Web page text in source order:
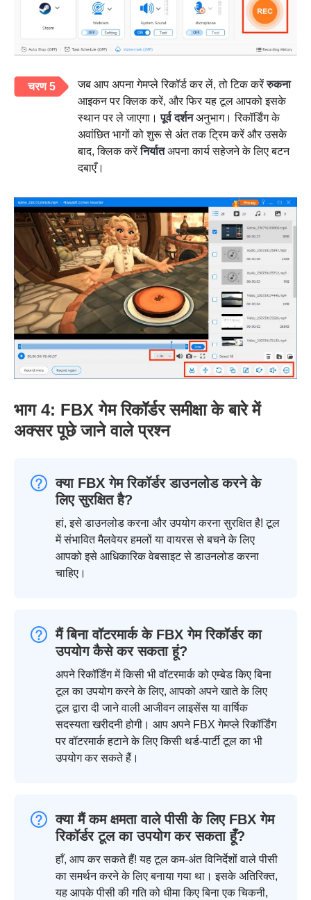
चरण 5 जब आप अपना गेमप्ले रिकॉर्ड कर लें, तो टिक करेंरुकना
आइकन पर क्लिक करें, और फिर यह टूल आपको इसके
स्थान पर ले जाएगा।पूर्व दर्शनअनुभाग। रिकॉर्डिंग के
अवांछित भागों को शुरू से अंत तक ट्रिम करें और उसके
बाद, क्लिक करेंनिर्यातअपना कार्य सहेजने के लिए बटन
दबाएँ।
भाग 4: FBX गेम रिकॉर्डर समीक्षा के बारे में
अक्सर पूछे जाने वाले प्रश्न
क्या FBX गेम रिकॉर्डर डाउनलोड करने के
लिए सुरक्षित है?
हां, इसे डाउनलोड करना और उपयोग करना सुरक्षित है! टूल
में संभावित मैलवेयर हमलों या वायरस से बचने के लिए
आपको इसे आधिकारिक वेबसाइट से डाउनलोड करना
चाहिए।
मैं बिना वॉटरमार्क के FBX गेम रिकॉर्डर का
उपयोग कैसे कर सकता हूं?
अपने रिकॉर्डिंग में किसी भी वॉटरमार्क को एम्बेड किए बिना
टूल का उपयोग करने के लिए, आपको अपने खाते के लिए
टूल द्वारा दी जाने वाली आजीवन लाइसेंस या वार्षिक
सदस्यता खरीदनी होगी। आप अपने FBX गेमप्ले रिकॉर्डिंग
पर वॉटरमार्क हटाने के लिए किसी थर्ड-पार्टी टूल का भी
उपयोग कर सकते हैं।
क्या मैं कम क्षमता वाले पीसी के लिए FBX गेम
रिकॉर्डर टूल का उपयोग कर सकता हूँ?
हाँ, आप कर सकते हैं! यह टूल कम-अंत विनिर्देशों वाले पीसी
का समर्थन करने के लिए बनाया गया था। इसके अतिरिक्त,
यह आपके पीसी की गति को धीमा किए बिना एक चिकनी,